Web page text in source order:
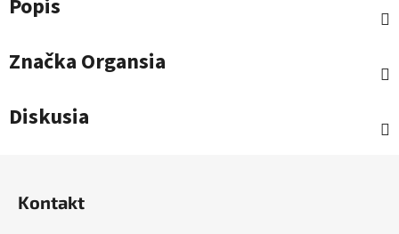
Popis
Značka Organsia
Diskusia
Kontakt